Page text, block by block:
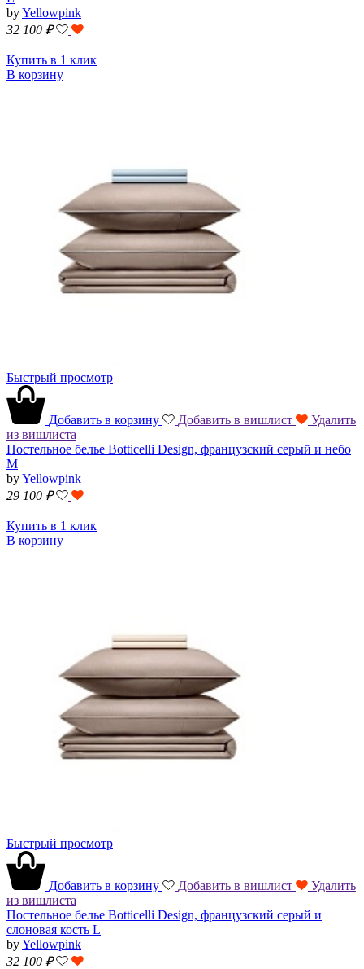
byYellowpink
32 100 ₽
Купить в 1 клик
В корзину
Быстрый просмотр
Добавить в корзину Добавить в вишлист
Удалить
из вишлиста
Постельное белье Botticelli Design, французский серый и небо
M
byYellowpink
29 100 ₽
Купить в 1 клик
В корзину
Быстрый просмотр
Добавить в корзину Добавить в вишлист
Удалить
из вишлиста
Постельное белье Botticelli Design, французский серый и
слоновая кость L
byYellowpink
32 100 ₽